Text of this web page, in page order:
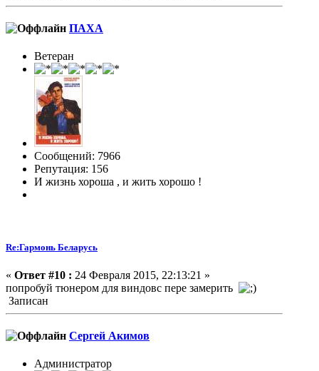
ПАХА
Ветеран
Сообщений: 7966
Репутация: 156
И жизнь хороша , и жить хорошо !
Re:Гармонь Беларусь
« Ответ #10 : 24 Февраля 2015, 22:13:21 »
попробуй тюнером для виндовс пере замерить
Записан
Сергей Акимов
Администратор